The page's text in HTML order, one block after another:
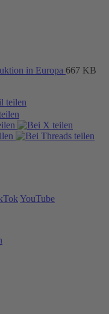
in Europa 667 KB
YouTube